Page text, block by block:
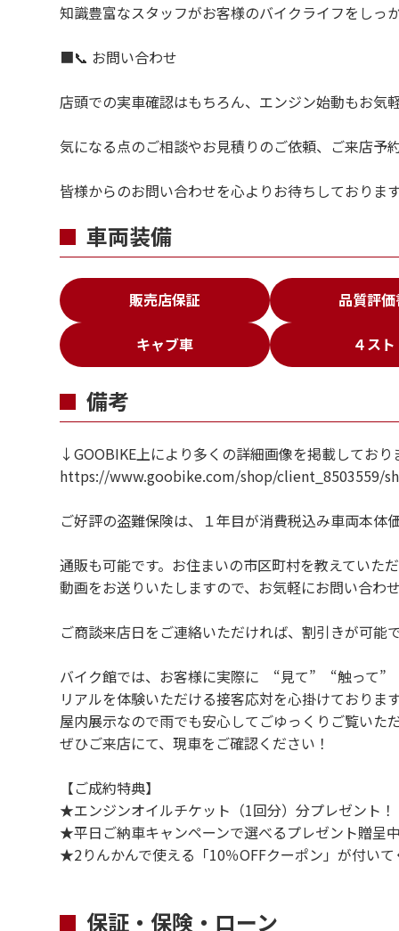
知識豊富なスタッフがお客様のバイクライフをしっ
■📞 お問い合わせ
店頭での実車確認はもちろん、エンジン始動もお気
気になる点のご相談やお見積りのご依頼、ご来店予
皆様からのお問い合わせを心よりお待ちしておりま
車両装備
販売店保証 品質評
キャブ車 ４スト
備考
↓GOOBIKE上により多くの詳細画像を掲載しており
https://www.goobike.com/shop/client_8503559/
ご好評の盗難保険は、１年目が消費税込み車両本
通販も可能です。お住まいの市区町村を教えていた
動画をお送りいたしますので、お気軽にお問い合わ
ご商談来店日をご連絡いただければ、割引きが可
バイク館では、お客様に実際に “見て” “触っ
リアルを体験いただける接客応対を心掛けておりま
屋内展示なので雨でも安心してごゆっくりご覧いた
ぜひご来店にて、現車をご確認ください！
【ご成約特典】
★エンジンオイルチケット（1回分）分プレゼント！
★平日ご納車キャンペーンで選べるプレゼント贈呈
★2りんかんで使える「10％OFFクーポン」が付いて
保証・保険・ローン